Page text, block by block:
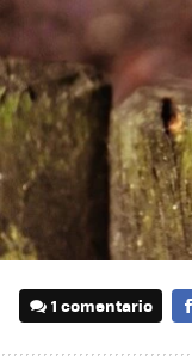
1 comentario